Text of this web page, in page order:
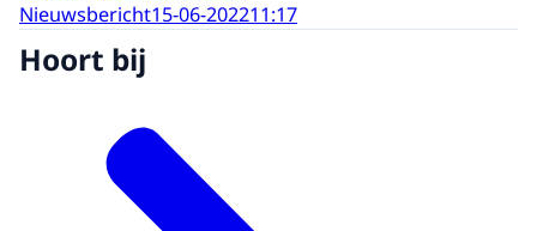
Nieuwsbericht15-06-202211:17
Hoort bij